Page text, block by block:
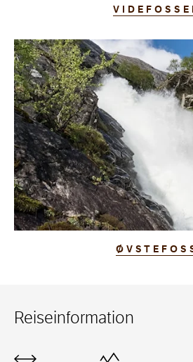
Reiseinformation